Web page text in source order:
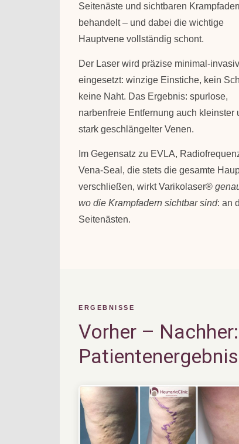
Seitenäste und sichtbaren
behandelt – und dabei die wichtige
Hauptvene vollständig schont.
Der Laser wird präzise minimal-invasiv
eingesetzt: winzige Einstiche, kein
keine Naht. Das Ergebnis: spurlose,
narbenfreie Entfernung auch kleinster
stark geschlängelter Venen.
Im Gegensatz zu EVLA,
Vena-Seal, die stets die gesamte
verschließen, wirkt Varikolaser®
wo die Krampfadern sichtbar sind: an
Seitenästen.
ERGEBNISSE
Vorher –